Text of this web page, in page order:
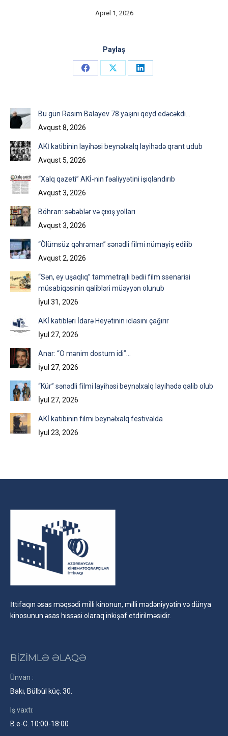
Aprel 1, 2026
Paylaş
Share
Share
Share
Bu gün Rasim Balayev 78 yaşını qeyd edəcəkdi…
Avqust 8, 2026
AKİ katibinin layihəsi beynəlxalq layihədə qrant udub
Avqust 5, 2026
“Xalq qəzeti” AKİ-nin fəaliyyətini işıqlandırıb
Avqust 3, 2026
Böhran: səbəblər və çıxış yolları
Avqust 3, 2026
“Ölümsüz qəhrəman” sənədli filmi nümayiş edilib
Avqust 2, 2026
“Sən, ey uşaqlıq” tammetrajlı bədii film ssenarisi
müsabiqəsinin qalibləri müəyyən olunub
İyul 31, 2026
AKİ katibləri İdarə Heyətinin iclasını çağırır
İyul 27, 2026
Anar: “O mənim dostum idi”…
İyul 27, 2026
“Kür” sənədli filmi layihəsi beynəlxalq layihədə qalib olub
İyul 27, 2026
AKİ katibinin filmi beynəlxalq festivalda
İyul 23, 2026
İttifaqın əsas məqsədi milli kinonun, milli mədəniyyətin və dünya
kinosunun əsas hissəsi olaraq inkişaf etdirilməsidir.
BİZİMLƏ ƏLAQƏ
Ünvan :
Bakı, Bülbül küç. 30.
Iş vaxtı:
B.e-C. 10:00-18:00